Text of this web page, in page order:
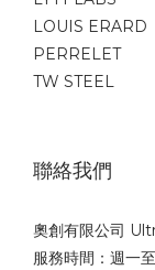
LOUIS ERARD
PERRELET
TW STEEL
聯絡我們
奧創有限公司
服務時間：週一